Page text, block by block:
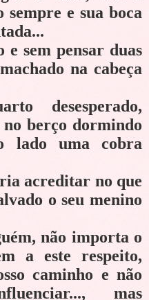
e sua boca
sem pensar duas
na cabeça
desesperado,
berço dormindo
lado uma cobra
acreditar no que
o seu menino
não importa o
a este respeito,
caminho e não
mas